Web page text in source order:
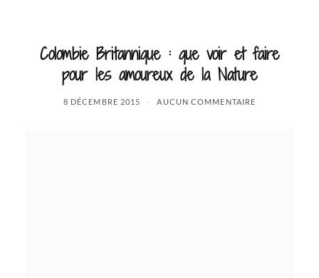
Colombie Britannique : que voir et faire
pour les amoureux de la Nature
8 DÉCEMBRE 2015 AUCUN COMMENTAIRE